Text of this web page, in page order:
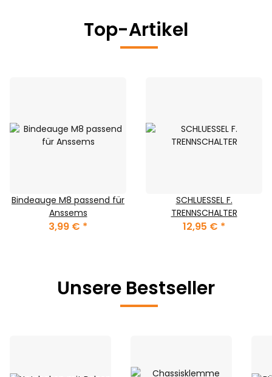
Top-Artikel
Bindeauge M8 passend für
Anssems
3,99 € *
SCHLUESSEL F.
TRENNSCHALTER
12,95 € *
Unsere Bestseller